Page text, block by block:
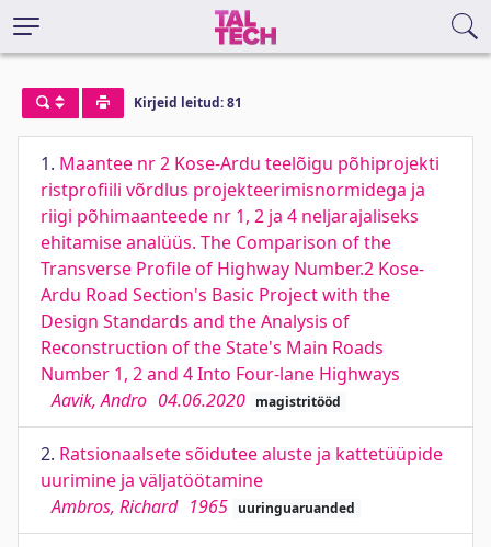
Kirjeid leitud: 81
1. Maantee nr 2 Kose-Ardu teelõigu põhiprojekti
ristprofiili võrdlus projekteerimisnormidega ja
riigi põhimaanteede nr 1, 2 ja 4 neljarajaliseks
ehitamise analüüs. The Comparison of the
Transverse Profile of Highway Number.2 Kose-
Ardu Road Section's Basic Project with the
Design Standards and the Analysis of
Reconstruction of the State's Main Roads
Number 1, 2 and 4 Into Four-lane Highways
Aavik, Andro 04.06.2020 magistritööd
2. Ratsionaalsete sõidutee aluste ja kattetüüpide
uurimine ja väljatöötamine
Ambros, Richard 1965 uuringuaruanded